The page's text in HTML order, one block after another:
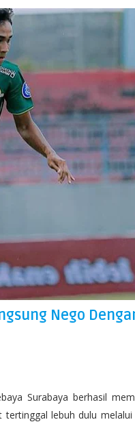
Nego
Surabaya berhasil
lebuh dulu